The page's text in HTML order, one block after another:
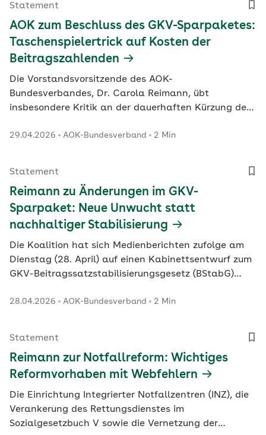
Statement
AOK zum Beschluss des GKV-Sparpaketes:
Taschenspielertrick auf Kosten der
Beitragszahlenden
Die Vorstandsvorsitzende des AOK-
Bundesverbandes, Dr. Carola Reimann, übt
insbesondere Kritik an der dauerhaften Kürzung des
Krankenversicherung (GKV) und der weiterhin nicht
29.04.2026 AOK-Bundesverband 2 Min
Statement
Reimann zu Änderungen im GKV-
Sparpaket: Neue Unwucht statt
nachhaltiger Stabilisierung
Die Koalition hat sich Medienberichten zufolge am
Dienstag (28. April) auf einen Kabinettsentwurf zum
GKV-Beitragssatzstabilisierungsgesetz (BStabG)
28.04.2026 AOK-Bundesverband 2 Min
Statement
Reimann zur Notfallreform: Wichtiges
Reformvorhaben mit Webfehlern
Die Einrichtung Integrierter Notfallzentren (INZ), die
Verankerung des Rettungsdienstes im
Sozialgesetzbuch V sowie die Vernetzung der